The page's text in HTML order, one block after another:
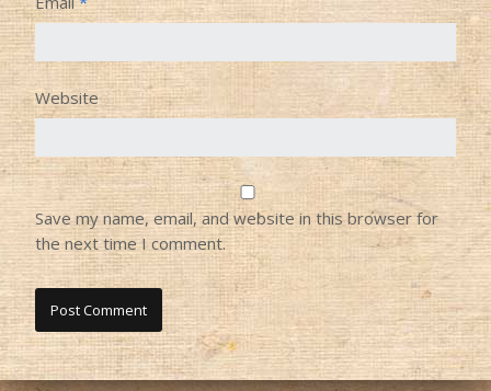
Website
Save my name, email, and website in this browser for
the next time I comment.